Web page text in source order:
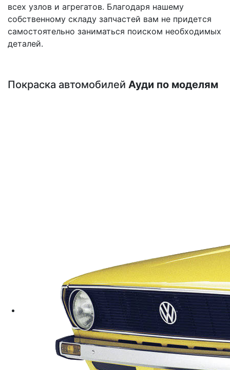
всех узлов и агрегатов. Благодаря нашему
собственному складу запчастей вам не придется
самостоятельно заниматься поиском необходимых
деталей.
Покраска автомобилей Ауди по моделям